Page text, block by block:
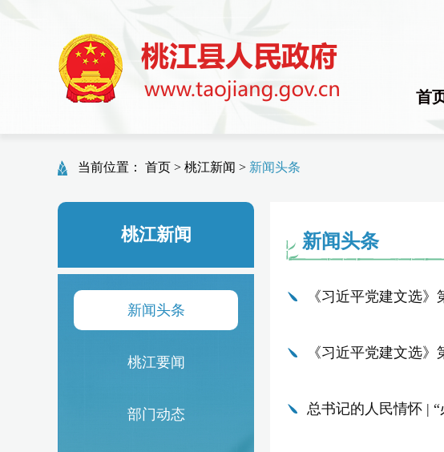
首
当前位置： 首页 > 桃江新闻 > 新闻头条
桃江新闻
新闻头条
桃江要闻
部门动态
新闻头条
《习近平党建文选
《习近平党建文选
总书记的人民情怀 |